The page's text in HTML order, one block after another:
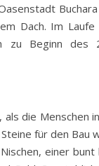
Dach. Im
zu Beginn des
die Menschen
für den Bau
einer